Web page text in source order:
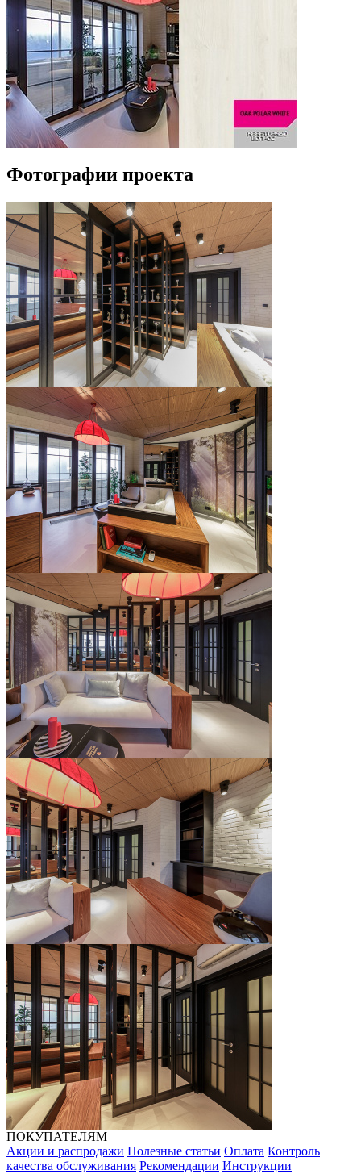
Фотографии проекта
ПОКУПАТЕЛЯМ
Акции и распродажи Полезные статьи Оплата Контроль
качества обслуживания Рекомендации Инструкции